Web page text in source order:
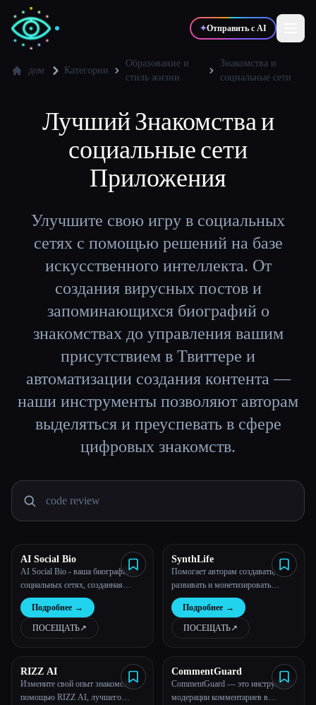
✦Отправить с AI
Разработчики 📈Маркетологи
Сравнить инструменты
Все категории
О нас
Esc
дом Категории
Образование и
стиль жизни
Знакомства и
социальные сети
ЛучшийЗнакомства и
социальные сети
Приложения
Улучшите свою игру в социальных
сетях с помощью решений на базе
искусственного интеллекта. От
создания вирусных постов и
запоминающихся биографий о
знакомствах до управления вашим
присутствием в Твиттере и
автоматизации создания контента —
наши инструменты позволяют авторам
выделяться и преуспевать в сфере
цифровых знакомств.
AI Social Bio
AI Social Bio - ваша биография в
социальных сетях, созданная
искусственным интеллектом
Подробнее →
ПОСЕЩАТЬ↗︎
SynthLife
Помогает авторам создавать,
развивать и монетизировать
искусственный интеллект
Подробнее →
ПОСЕЩАТЬ↗︎
RIZZ AI
Измените свой опыт знакомств с
помощью RIZZ AI, лучшего
CommentGuard
CommentGuard — это инструмент
модерации комментариев в